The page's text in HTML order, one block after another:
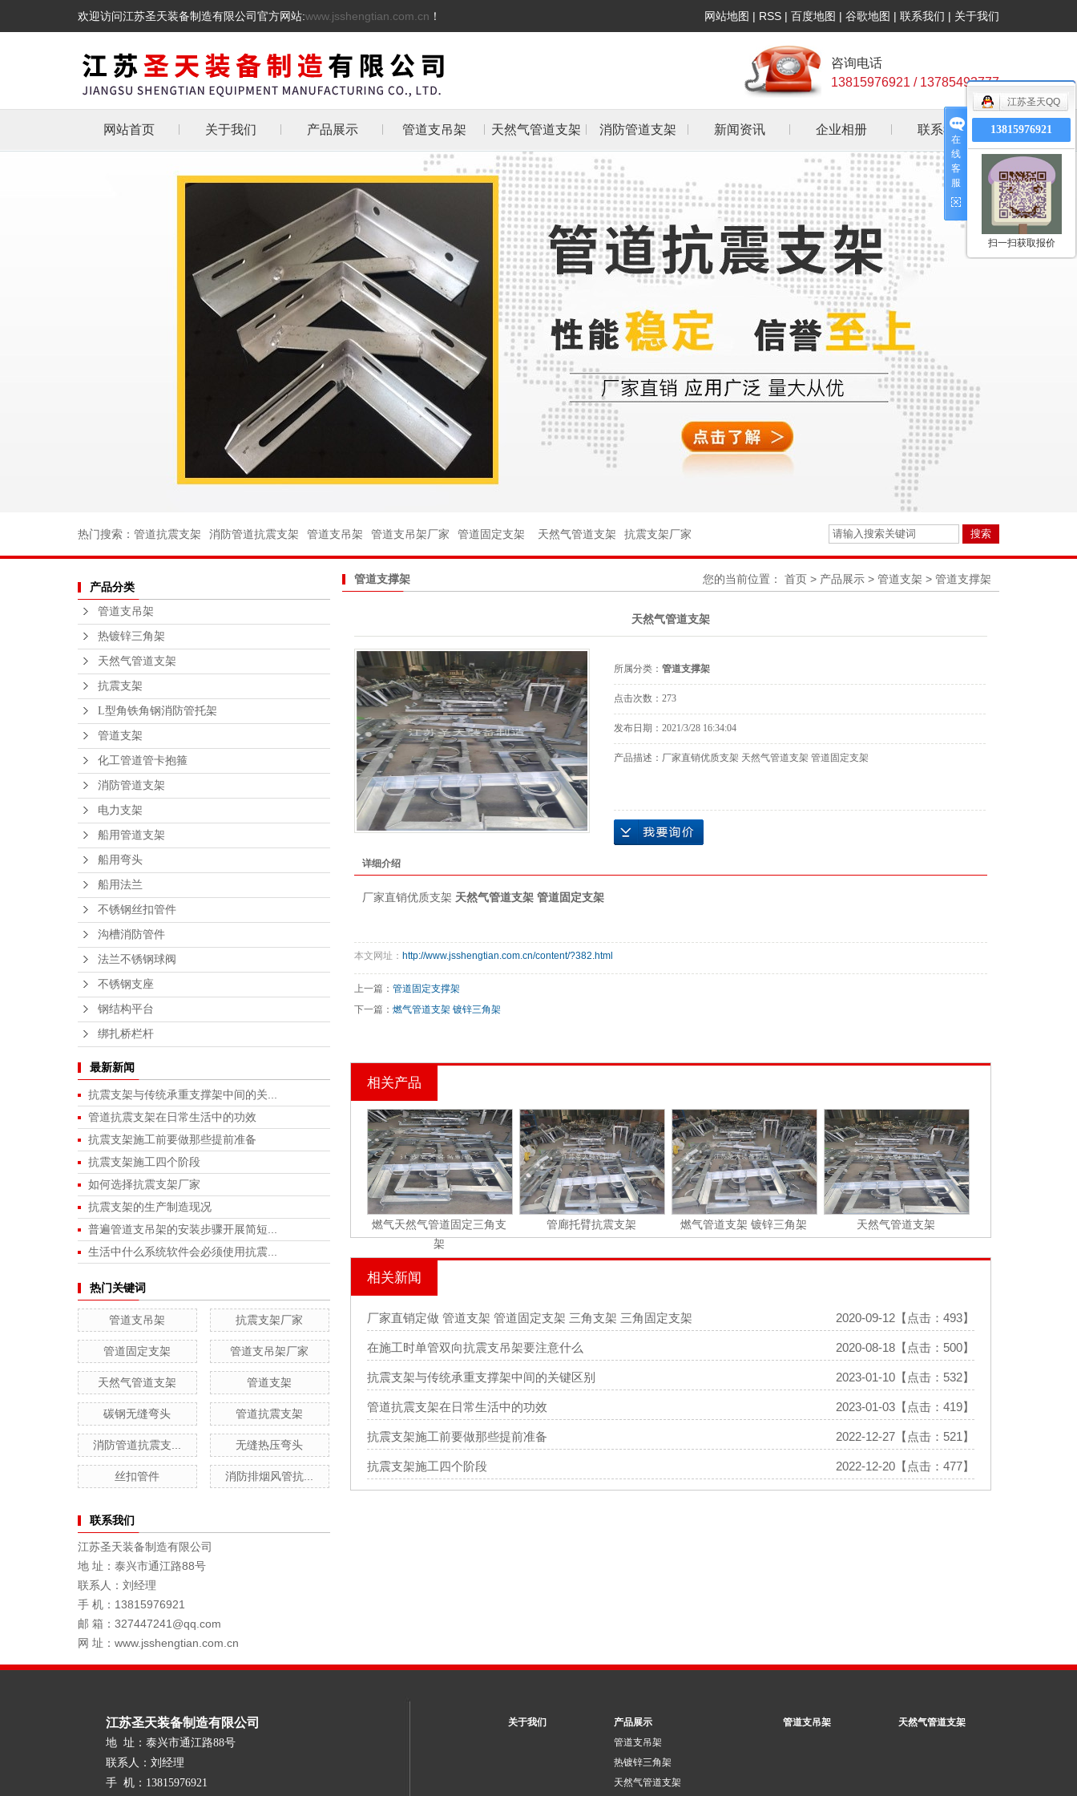
欢迎访问江苏圣天装备制造有限公司官方网站:www.jsshengtian.com.cn ！ 网站地图 | RSS | 百度地图 | 谷歌地图 | 联系我们 | 关于我们
咨询电话
13815976921 / 13785493777
网站首页 关于我们 产品展示
热镀锌三角架
天然气管道支架
抗震支架
L型角铁角钢消防管
托架
管道支架
化工管道管卡抱箍
消防管道支架
电力支架
不锈钢丝扣管件
沟槽消防管件
法兰不锈钢球阀
不锈钢支座
钢结构平台
绑扎桥栏杆
管道支吊架 天然气管道支架 消防管道支架 新闻资讯
行业资讯
常见问答
企业相册 联系我们
热门搜索： 管道抗震支架 消防管道抗震支架 管道支吊架 管道支吊架厂家 管道固定支架 天然气管道支架 抗震支架厂家
产品分类
管道支吊架
热镀锌三角架
天然气管道支架
抗震支架
L型角铁角钢消防管托架
管道支架
化工管道管卡抱箍
消防管道支架
电力支架
船用管道支架
船用弯头
船用法兰
不锈钢丝扣管件
沟槽消防管件
法兰不锈钢球阀
不锈钢支座
钢结构平台
绑扎桥栏杆
最新新闻
抗震支架与传统承重支撑架中间的关...
管道抗震支架在日常生活中的功效
抗震支架施工前要做那些提前准备
抗震支架施工四个阶段
如何选择抗震支架厂家
抗震支架的生产制造现况
普遍管道支吊架的安装步骤开展简短...
生活中什么系统软件会必须使用抗震...
热门关键词
管道支吊架 抗震支架厂家
管道固定支架 管道支吊架厂家
天然气管道支架 管道支架
碳钢无缝弯头 管道抗震支架
消防管道抗震支... 无缝热压弯头
丝扣管件 消防排烟风管抗...
联系我们
江苏圣天装备制造有限公司
地 址：泰兴市通江路88号
联系人：刘经理
手 机：13815976921
邮 箱：327447241@qq.com
网 址：www.jsshengtian.com.cn
管道支撑架 您的当前位置： 首页 > 产品展示 > 管道支架 > 管道支撑架
天然气管道支架
所属分类： 管道支撑架
点击次数： 273
发布日期： 2021/3/28 16:34:04
产品描述： 厂家直销优质支架 天然气管道支架 管道固定支架
详细介绍
厂家直销优质支架 天然气管道支架 管道固定支架
本文网址： http://www.jsshengtian.com.cn/content/?382.html
上一篇： 管道固定支撑架
下一篇： 燃气管道支架 镀锌三角架
相关产品
燃气天然气管道固定三角支
架
管廊托臂抗震支架 燃气管道支架 镀锌三角架 天然气管道支架
相关新闻
2020-09-12【点击：493】
厂家直销定做 管道支架 管道固定支架 三角支架 三角固定支架
2020-08-18【点击：500】
在施工时单管双向抗震支吊架要注意什么
2023-01-10【点击：532】
抗震支架与传统承重支撑架中间的关键区别
2023-01-03【点击：419】
管道抗震支架在日常生活中的功效
2022-12-27【点击：521】
抗震支架施工前要做那些提前准备
2022-12-20【点击：477】
抗震支架施工四个阶段
江苏圣天装备制造有限公司
地 址：泰兴市通江路88号
联系人：刘经理
手 机：13815976921
关于我们
产品展示
管道支吊架
热镀锌三角架
天然气管道支架
管道支吊架 天然气管道支架
在
线
客
服
江苏圣天QQ
13815976921
扫一扫获取报价